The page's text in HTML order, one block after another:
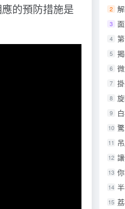
的預防措施是
2 解
3
4
5 揭
6 微
7 掛
8 旋
9 白
10 驚
11 吊
12 讓
13 你
14 半
15